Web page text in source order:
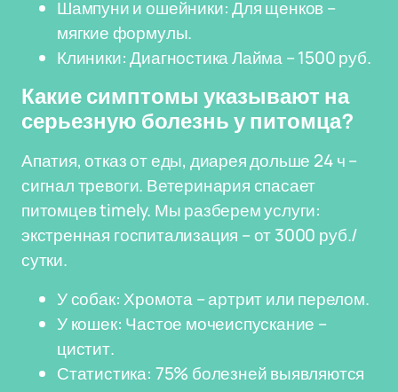
Шампуни и ошейники: Для щенков –
мягкие формулы.
Клиники: Диагностика Лайма – 1500 руб.
Какие симптомы указывают на
серьезную болезнь у питомца?
Апатия, отказ от еды, диарея дольше 24 ч –
сигнал тревоги. Ветеринария спасает
питомцев timely. Мы разберем услуги:
экстренная госпитализация – от 3000 руб./
сутки.
У собак: Хромота – артрит или перелом.
У кошек: Частое мочеиспускание –
цистит.
Статистика: 75% болезней выявляются